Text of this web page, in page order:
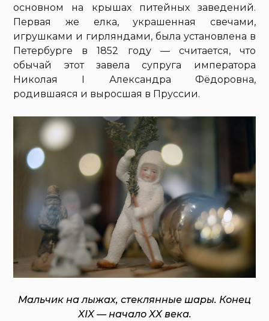
основном на крышах питейных заведений.
Первая же елка, украшенная свечами,
игрушками и гирляндами, была установлена в
Петербурге в 1852 году — считается, что
обычай этот завела супруга императора
Николая I Александра Фёдоровна,
родившаяся и выросшая в Пруссии.
Мальчик на лыжах, стеклянные шары. Конец
XIX — начало XX века.